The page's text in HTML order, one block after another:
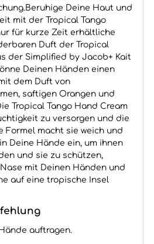
Deine Haut und
mit der Tropical Tango
für kurze Zeit erhältliche
Duft der Tropical
der Simplified by Jacob+ Kait
Deinen Händen einen
dem Duft von
saftigen Orangen und
Tropical Tango Hand Cream
zu versorgen und die
Formel macht sie weich und
Deine Hände ein, um ihnen
und sie zu schützen,
mit Deinen Händen und
auf eine tropische Insel
auftragen.